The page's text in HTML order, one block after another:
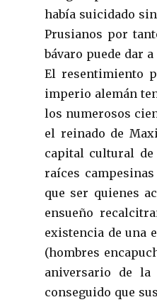
había suicidado
Prusianos por
bávaro puede dar
El resentimiento
imperio alemán
los numerosos
el reinado de
capital cultural
raíces
que ser quienes
ensueño
existencia de una
(hombres
aniversario de la
conseguido que